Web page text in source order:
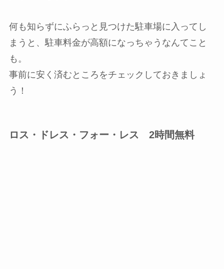
何も知らずにふらっと見つけた駐車場に入ってし
まうと、駐車料金が高額になっちゃうなんてこと
も。
事前に安く済むところをチェックしておきましょ
う！
ロス・ドレス・フォー・レス 2時間無料